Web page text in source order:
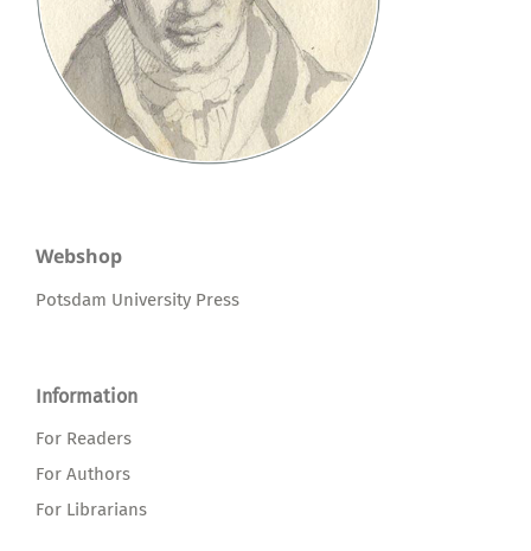
Webshop
Potsdam University Press
Information
For Readers
For Authors
For Librarians